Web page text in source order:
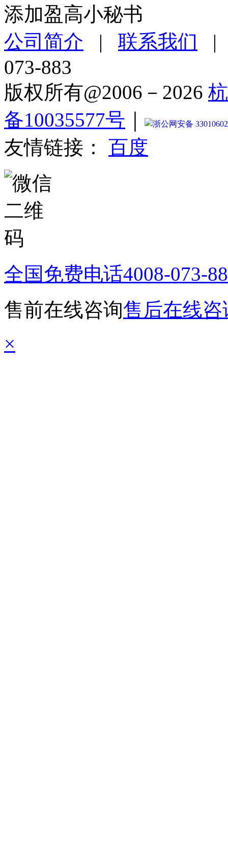
添加盈高小秘书
公司简介 | 联系我们
073-883
版权所有@2006－2026
备10035577号
浙公网安备
友情链接： 百度
全国免费电话4008-073-
售前在线咨询售后在线咨
×